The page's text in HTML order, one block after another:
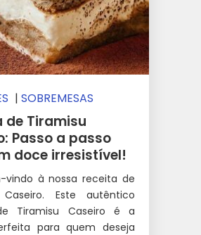
| SOBREMESAS
de Tiramisu
Passo a passo
doce irresistível!
vindo à nossa receita de
Caseiro. Este autêntico
Tiramisu Caseiro é a
para quem deseja